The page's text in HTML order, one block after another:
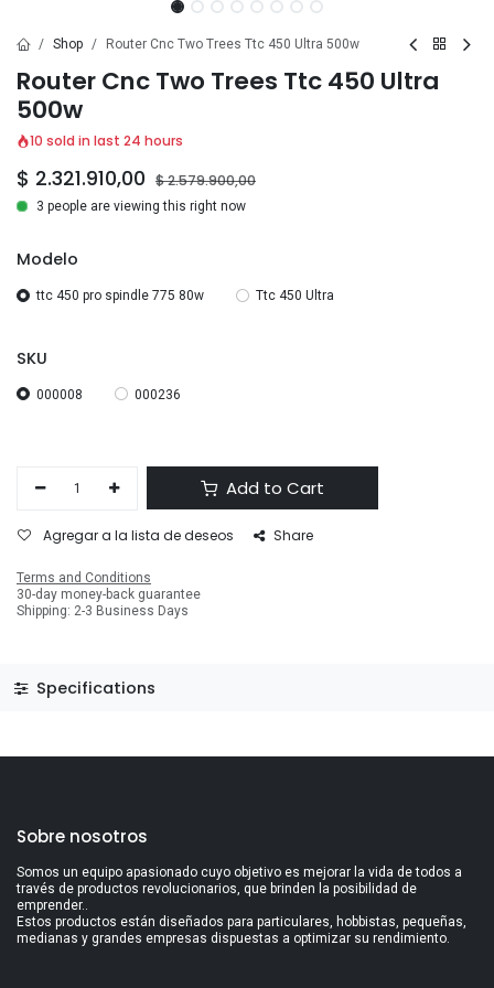
Shop Router Cnc Two Trees Ttc 450 Ultra 500w
Router Cnc Two Trees Ttc 450 Ultra
500w
10 sold in last 24 hours
$ 2.321.910,00 $2.579.900,00
3 people are viewing this right now
Modelo
ttc 450 pro spindle 775 80w Ttc 450 Ultra
SKU
000008 000236
Add to Cart
Agregar a la lista de deseos Share
Terms and Conditions
30-day money-back guarantee
Shipping: 2-3 Business Days
Specifications
Sobre nosotros
Somos un equipo apasionado cuyo objetivo es mejorar la vida de todos a
través de productos revolucionarios, que brinden la posibilidad de
emprender..
Estos productos están diseñados para particulares, hobbistas, pequeñas,
medianas y grandes empresas dispuestas a optimizar su rendimiento.